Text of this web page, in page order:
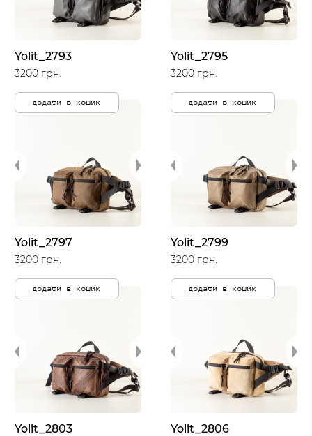
Yolit_2793
3200 грн.
додати в кошик
Yolit_2795
3200 грн.
додати в кошик
Yolit_2797
3200 грн.
додати в кошик
Yolit_2799
3200 грн.
додати в кошик
Yolit_2803 Yolit_2806